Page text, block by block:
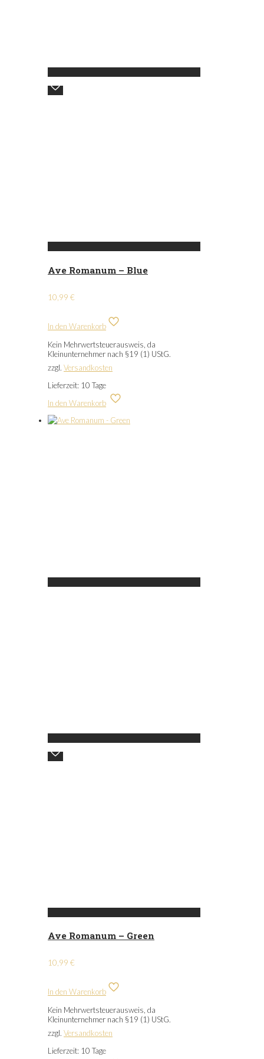
Ave Romanum – Blue
10,99 €
In den Warenkorb
Kein Mehrwertsteuerausweis, da
Kleinunternehmer nach §19 (1) UStG.
zzgl. Versandkosten
Lieferzeit: 10 Tage
In den Warenkorb
Ave Romanum – Green
10,99 €
In den Warenkorb
Kein Mehrwertsteuerausweis, da
Kleinunternehmer nach §19 (1) UStG.
zzgl. Versandkosten
Lieferzeit: 10 Tage